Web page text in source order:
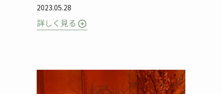
2023.05.28
詳しく見る arrow_circle_right